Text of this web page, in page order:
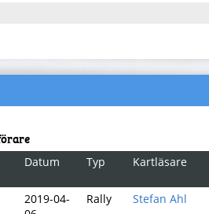
Datum Typ Kartläsare
2019-04-
Rally Stefan Ahl